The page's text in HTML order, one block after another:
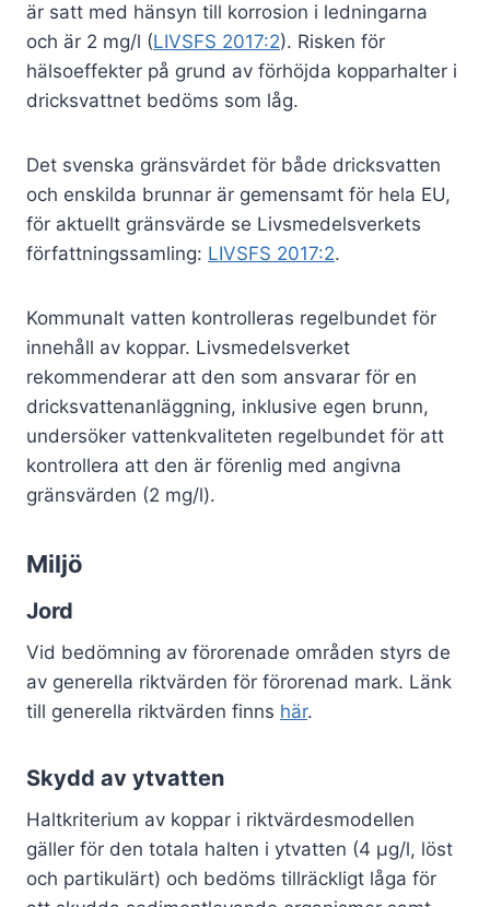
är satt med hänsyn till korrosion i ledningarna
och är 2 mg/l (LIVSFS 2017:2). Risken för
hälsoeffekter på grund av förhöjda kopparhalter i
dricksvattnet bedöms som låg.
Det svenska gränsvärdet för både dricksvatten
och enskilda brunnar är gemensamt för hela EU,
för aktuellt gränsvärde se Livsmedelsverkets
författningssamling: LIVSFS 2017:2.
Kommunalt vatten kontrolleras regelbundet för
innehåll av koppar. Livsmedelsverket
rekommenderar att den som ansvarar för en
dricksvattenanläggning, inklusive egen brunn,
undersöker vattenkvaliteten regelbundet för att
kontrollera att den är förenlig med angivna
gränsvärden (2 mg/l).
Miljö
Jord
Vid bedömning av förorenade områden styrs de
av generella riktvärden för förorenad mark. Länk
till generella riktvärden finns här.
Skydd av ytvatten
Haltkriterium av koppar i riktvärdesmodellen
gäller för den totala halten i ytvatten (4 µg/l, löst
och partikulärt) och bedöms tillräckligt låga för